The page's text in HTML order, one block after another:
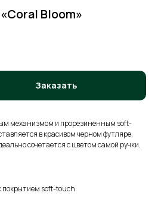
Bloom»
Заказать
механизмом и прорезиненным soft-
в красивом черном футляре,
сочетается с цветом самой ручки.
покрытием soft-touch